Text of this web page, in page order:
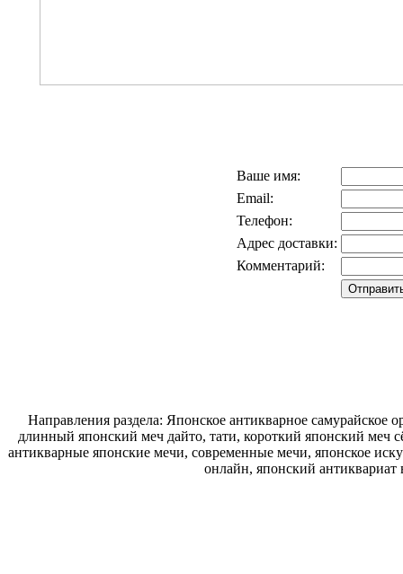
Ваше имя:
Email:
Телефон:
Адрес доставки:
Комментарий:
Направления раздела: Японское антикварное самурайское
длинный японский меч дайто, тати, короткий японский меч
антикварные японские мечи, современные мечи, японское
онлайн, японский